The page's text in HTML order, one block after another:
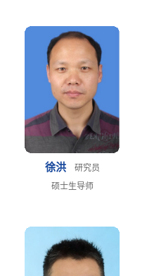
徐洪
研究员
硕士生导师